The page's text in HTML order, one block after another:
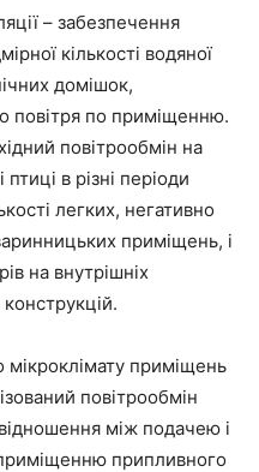
– забезпечення
кількості водяної
домішок,
повітря по приміщенню.
повітрообмін на
в різні періоди
легких, негативно
приміщень, і
на внутрішніх
приміщень
повітрообмін
між подачею і
припливного